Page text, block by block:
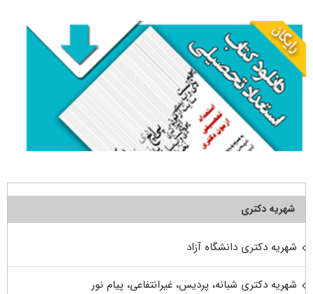
شهریه دکتری
شهریه دکتری دانشگاه آزاد
شهریه دکتری شبانه، پردیس، غیرانتفاعی، پیام نور